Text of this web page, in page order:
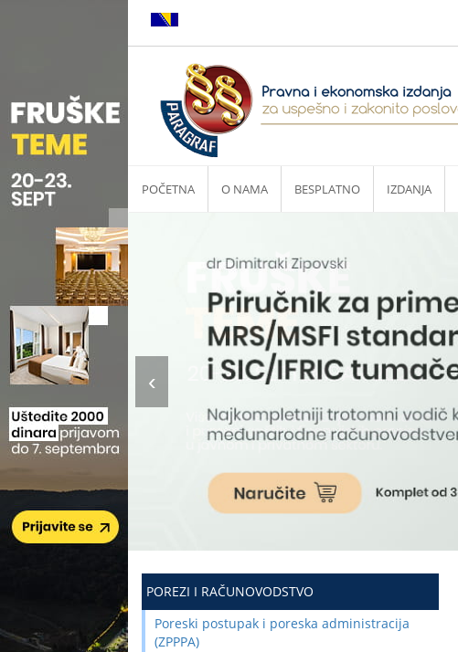
POČETNA O NAMA BESPLATNO IZDANJA
POREZI I RAČUNOVODSTVO
Poreski postupak i poreska administracija
(ZPPPA)